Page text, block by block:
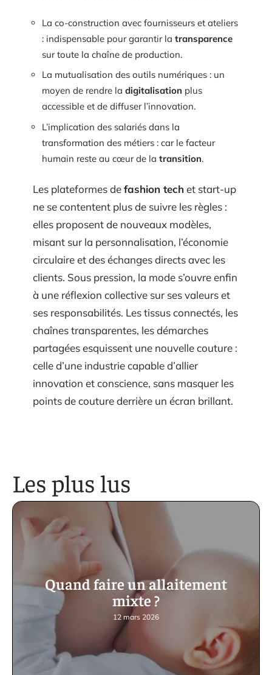
La co-construction avec fournisseurs et ateliers
: indispensable pour garantir la transparence
sur toute la chaîne de production.
La mutualisation des outils numériques : un
moyen de rendre la digitalisation plus
accessible et de diffuser l’innovation.
L’implication des salariés dans la
transformation des métiers : car le facteur
humain reste au cœur de la transition.
Les plateformes defashion techet start-up
ne se contentent plus de suivre les règles :
elles proposent de nouveaux modèles,
misant sur la personnalisation, l’économie
circulaire et des échanges directs avec les
clients. Sous pression, la mode s’ouvre enfin
à une réflexion collective sur ses valeurs et
ses responsabilités. Les tissus connectés, les
chaînes transparentes, les démarches
partagées esquissent une nouvelle couture :
celle d’une industrie capable d’allier
innovation et conscience, sans masquer les
points de couture derrière un écran brillant.
Les plus lus
Quand faire un allaitement
mixte ?
12 mars 2026